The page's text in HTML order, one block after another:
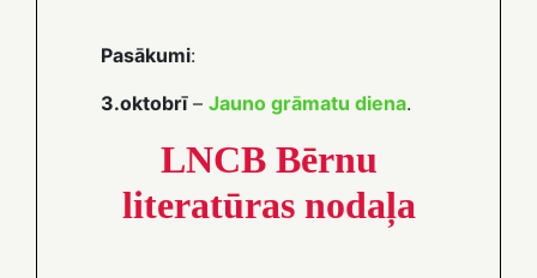
Pasākumi:
3.oktobrī– Jauno grāmatu diena.
LNCB Bērnu
literatūras nodaļa